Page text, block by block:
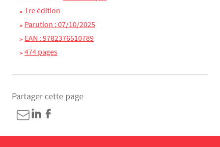
1re édition
Parution : 07/10/2025
EAN : 9782376510789
474 pages
Partager cette page